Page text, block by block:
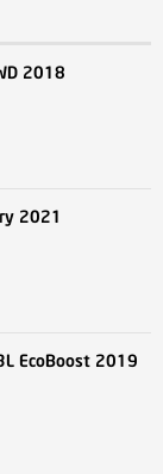
2018
2021
EcoBoost 2019